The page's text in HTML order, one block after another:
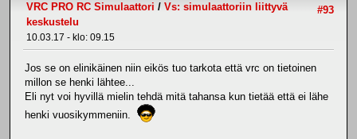
#93
VRC PRO RC Simulaattori / Vs: simulaattoriin liittyvä
keskustelu
10.03.17 - klo: 09.15
Jos se on elinikäinen niin eikös tuo tarkota että vrc on tietoinen
millon se henki lähtee...
Eli nyt voi hyvillä mielin tehdä mitä tahansa kun tietää että ei lähe
henki vuosikymmeniin.